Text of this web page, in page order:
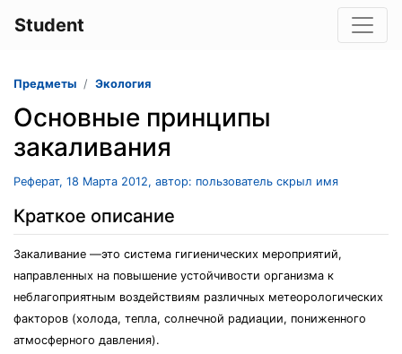
Student
Предметы Экология
Основные принципы
закаливания
Реферат, 18 Марта 2012, автор: пользователь скрыл имя
Краткое описание
Закаливание —это система гигиенических мероприятий,
направленных на повышение устойчивости организма к
неблагоприятным воздействиям различных метеорологических
факторов (холода, тепла, солнечной радиации, пониженного
атмосферного давления).